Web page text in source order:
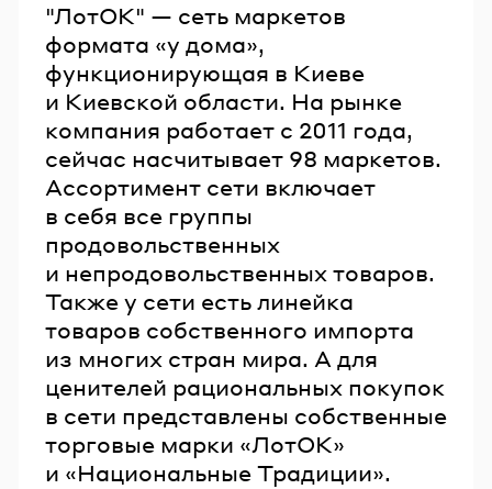
"ЛотОК" — сеть маркетов
формата «у дома»,
функционирующая в Киеве
и Киевской области. На рынке
компания работает с 2011 года,
сейчас насчитывает 98 маркетов.
Ассортимент сети включает
в себя все группы
продовольственных
и непродовольственных товаров.
Также у сети есть линейка
товаров собственного импорта
из многих стран мира. А для
ценителей рациональных покупок
в сети представлены собственные
торговые марки «ЛотОК»
и «Национальные Традиции».